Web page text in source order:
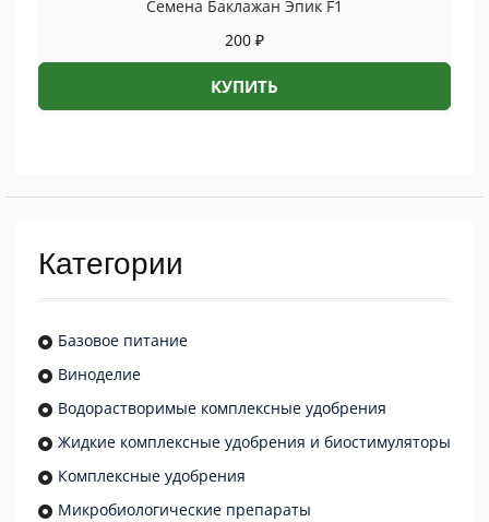
Семена Баклажан Эпик F1
200 ₽
КУПИТЬ
Категории
Базовое питание
Виноделие
Водорастворимые комплексные удобрения
Жидкие комплексные удобрения и биостимуляторы
Комплексные удобрения
Микробиологические препараты